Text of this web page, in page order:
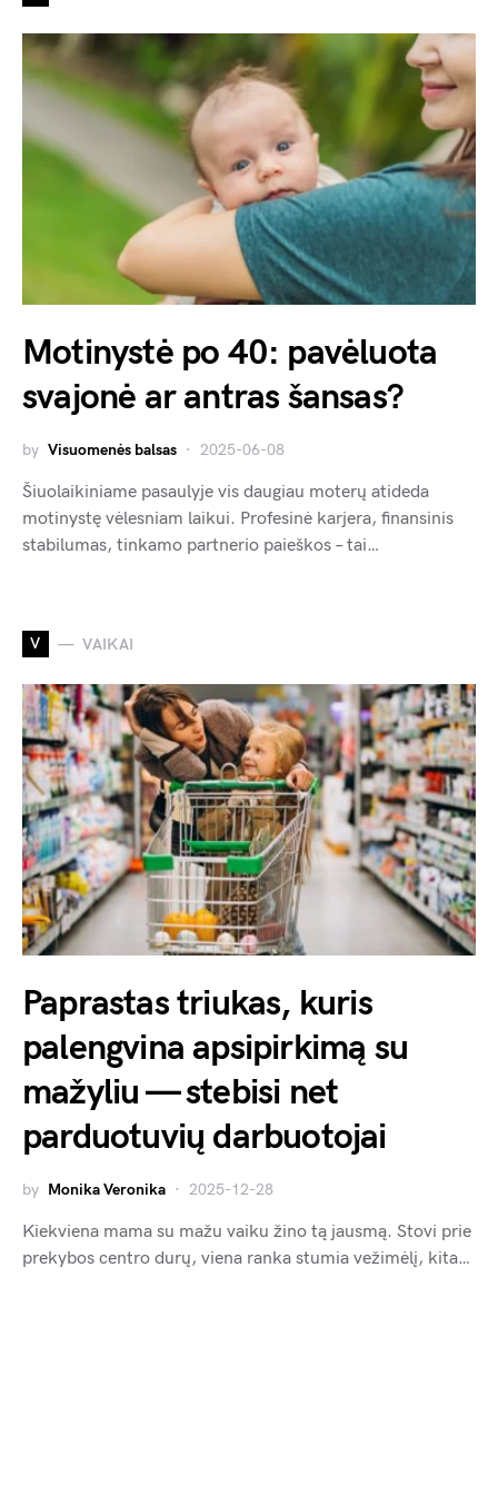
Motinystė po 40: pavėluota
svajonė ar antras šansas?
by Visuomenės balsas 2025-06-08
Šiuolaikiniame pasaulyje vis daugiau moterų atideda
motinystę vėlesniam laikui. Profesinė karjera, finansinis
stabilumas, tinkamo partnerio paieškos – tai…
V VAIKAI
Paprastas triukas, kuris
palengvina apsipirkimą su
mažyliu — stebisi net
parduotuvių darbuotojai
by Monika Veronika 2025-12-28
Kiekviena mama su mažu vaiku žino tą jausmą. Stovi prie
prekybos centro durų, viena ranka stumia vežimėlį, kita…